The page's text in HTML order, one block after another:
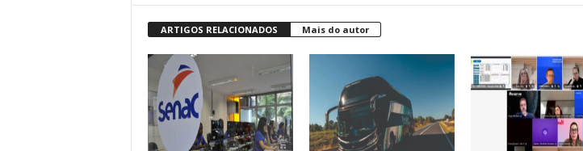
ARTIGOS RELACIONADOS Mais do autor